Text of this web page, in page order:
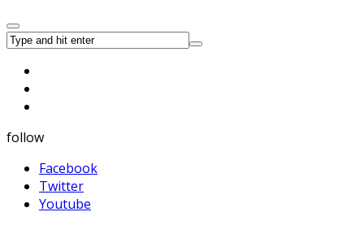
follow
Facebook
Twitter
Youtube